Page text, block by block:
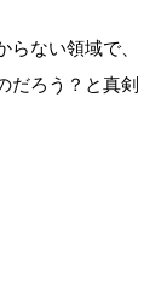
ない領域で、
だろう？と真剣